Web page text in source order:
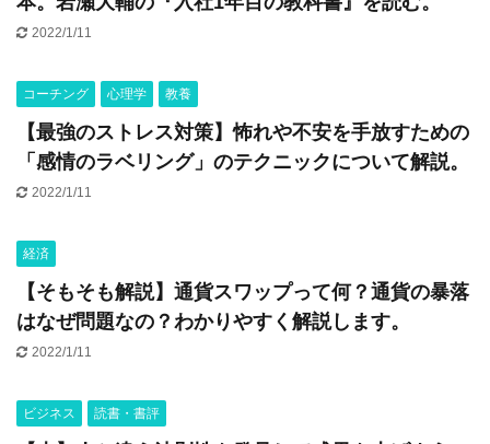
2022/1/11
コーチング 心理学 教養
【最強のストレス対策】怖れや不安を手放すための
「感情のラベリング」のテクニックについて解説。
2022/1/11
経済
【そもそも解説】通貨スワップって何？通貨の暴落
はなぜ問題なの？わかりやすく解説します。
2022/1/11
ビジネス 読書・書評